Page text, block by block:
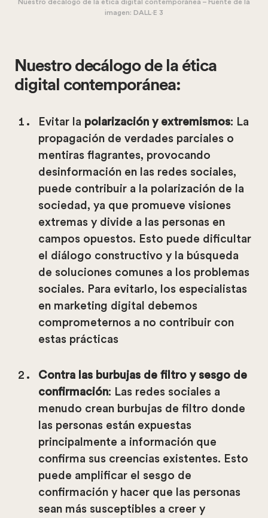
Nuestro decálogo de la ética digital contemporánea – Fuente de la
imagen: DALL·E 3
Nuestro decálogo de la ética
digital contemporánea:
Evitar la polarización y extremismos: La
propagación de verdades parciales o
mentiras flagrantes, provocando
desinformación en las redes sociales,
puede contribuir a la polarización de la
sociedad, ya que promueve visiones
extremas y divide a las personas en
campos opuestos. Esto puede dificultar
el diálogo constructivo y la búsqueda
de soluciones comunes a los problemas
sociales. Para evitarlo, los especialistas
en marketing digital debemos
comprometernos a no contribuir con
estas prácticas
Contra las burbujas de filtro y sesgo de
confirmación: Las redes sociales a
menudo crean burbujas de filtro donde
las personas están expuestas
principalmente a información que
confirma sus creencias existentes. Esto
puede amplificar el sesgo de
confirmación y hacer que las personas
sean más susceptibles a creer y